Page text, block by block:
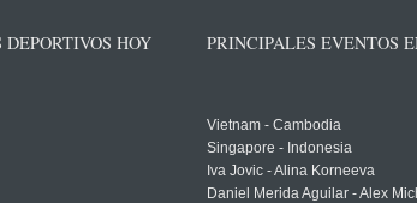
HOY PRINCIPALES EVENTOS
Vietnam - Cambodia
Singapore - Indonesia
Iva Jovic - Alina Korneeva
Daniel Merida Aguilar - Alex